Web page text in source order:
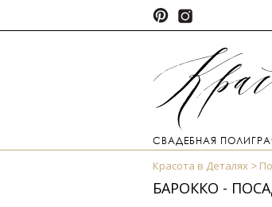
СВАДЕБНАЯ
Красота в Деталях
БАРОККО -